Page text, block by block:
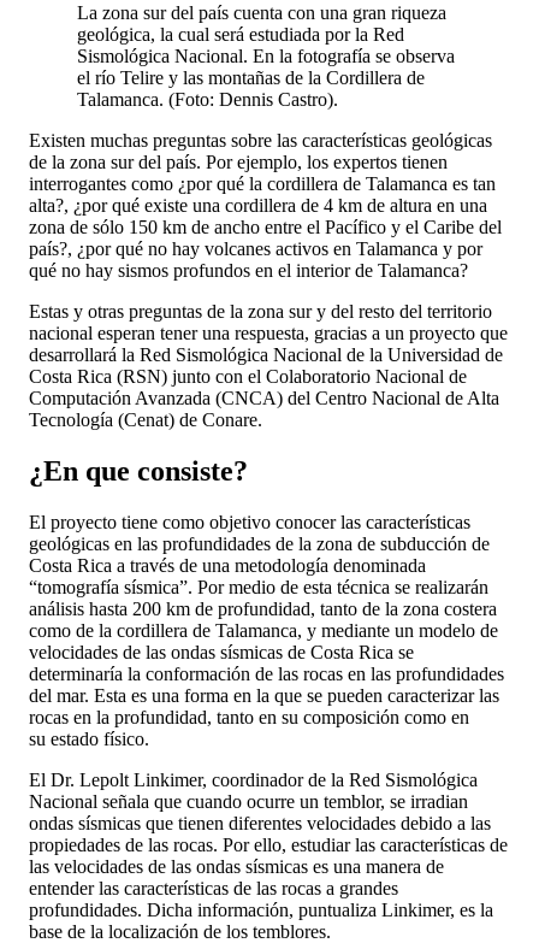
La zona sur del país cuenta con una gran riqueza
geológica, la cual será estudiada por la Red
Sismológica Nacional. En la fotografía se observa
el río Telire y las montañas de la Cordillera de
Talamanca. (Foto: Dennis Castro).
Existen muchas preguntas sobre las características geológicas
de la zona sur del país. Por ejemplo, los expertos tienen
interrogantes como ¿por qué la cordillera de Talamanca es tan
alta?, ¿por qué existe una cordillera de 4 km de altura en una
zona de sólo 150 km de ancho entre el Pacífico y el Caribe del
país?, ¿por qué no hay volcanes activos en Talamanca y por
qué no hay sismos profundos en el interior de Talamanca?
Estas y otras preguntas de la zona sur y del resto del territorio
nacional esperan tener una respuesta, gracias a un proyecto que
desarrollará la Red Sismológica Nacional de la Universidad de
Costa Rica (RSN) junto con el Colaboratorio Nacional de
Computación Avanzada (CNCA) del Centro Nacional de Alta
Tecnología (Cenat) de Conare.
¿En que consiste?
El proyecto tiene como objetivo conocer las características
geológicas en las profundidades de la zona de subducción de
Costa Rica a través de una metodología denominada
“tomografía sísmica”. Por medio de esta técnica se realizarán
análisis hasta 200 km de profundidad, tanto de la zona costera
como de la cordillera de Talamanca, y mediante un modelo de
velocidades de las ondas sísmicas de Costa Rica se
determinaría la conformación de las rocas en las profundidades
del mar. Esta es una forma en la que se pueden caracterizar las
rocas en la profundidad, tanto en su composición como en
su estado físico.
El Dr. Lepolt Linkimer, coordinador de la Red Sismológica
Nacional señala que cuando ocurre un temblor, se irradian
ondas sísmicas que tienen diferentes velocidades debido a las
propiedades de las rocas. Por ello, estudiar las características de
las velocidades de las ondas sísmicas es una manera de
entender las características de las rocas a grandes
profundidades. Dicha información, puntualiza Linkimer, es la
base de la localización de los temblores.